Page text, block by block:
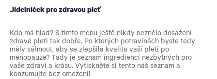
Jídelníček pro zdravou pleť
Kdo má hlad? S tímto menu ještě nikdy neznělo dosažení
zdravé pleti tak dobře. Po kterých potravinách byste tedy
měly sáhnout, aby se zlepšila kvalita vaší pleti po
menopauze? Tady je seznam ingrediencí nezbytných pro
vaše zdraví a krásu. Vytiskněte si tento náš seznam a
konzumujte bez omezení!